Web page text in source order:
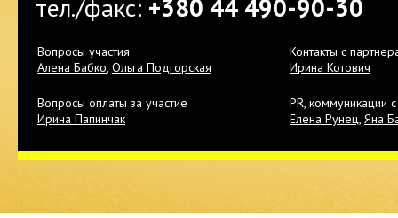
тел./факс: +380 44 490-90-30
Вопросы участия
Алена Бабко, Ольга Подгорская
Контакты с
Ирина Котович
Вопросы оплаты за участие
Ирина Папинчак
PR, коммуникации
Елена Рунец, Яна